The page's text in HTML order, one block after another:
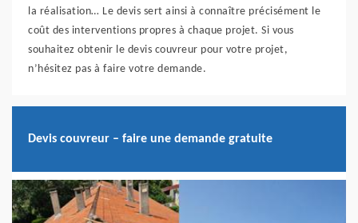
la réalisation… Le devis sert ainsi à connaître précisément le
coût des interventions propres à chaque projet. Si vous
souhaitez obtenir le devis couvreur pour votre projet,
n’hésitez pas à faire votre demande.
Devis couvreur – faire une demande gratuite